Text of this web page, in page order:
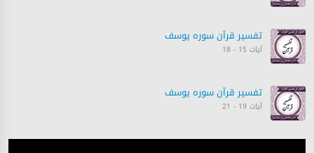
تفسیر قرآن سورہ ‎يوسف
آیات 15 - 18
تفسیر قرآن سورہ ‎يوسف
آیات 19 - 21